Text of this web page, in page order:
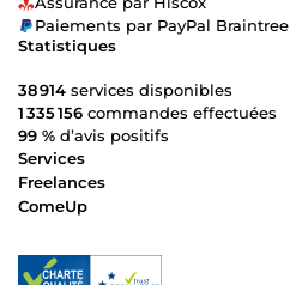
Paiements par PayPal Braintree
Statistiques
38 914 services disponibles
1 335 156 commandes effectuées
99 % d’avis positifs
Services
Freelances
ComeUp